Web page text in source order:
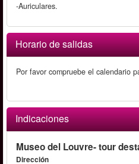
-Auriculares.
Horario de salidas
Por favor compruebe el calendario
Indicaciones
Museo del Louvre- tour
Dirección